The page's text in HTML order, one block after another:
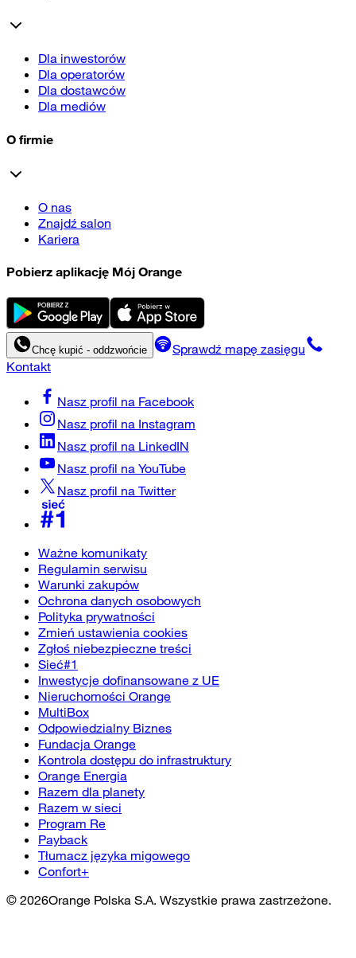
Dla inwestorów
Dla operatorów
Dla dostawców
Dla mediów
O firmie
O nas
Znajdź salon
Kariera
Pobierz aplikację Mój Orange
Chcę kupić - oddzwońcie
Sprawdź mapę zasięgu
Kontakt
Nasz profil na Facebook
Nasz profil na Instagram
Nasz profil na LinkedIN
Nasz profil na YouTube
Nasz profil na Twitter
Ważne komunikaty
Regulamin serwisu
Warunki zakupów
Ochrona danych osobowych
Polityka prywatności
Zmień ustawienia cookies
Zgłoś niebezpieczne treści
Sieć#1
Inwestycje dofinansowane z UE
Nieruchomości Orange
MultiBox
Odpowiedzialny Biznes
Fundacja Orange
Kontrola dostępu do infrastruktury
Orange Energia
Razem dla planety
Razem w sieci
Program Re
Payback
Tłumacz języka migowego
Confort+
© 2026Orange Polska S.A. Wszystkie prawa zastrzeżone.